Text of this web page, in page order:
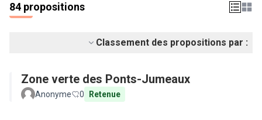
84 propositions
Classement des propositions par :
Zone verte des Ponts-Jumeaux
Anonyme 0 Retenue